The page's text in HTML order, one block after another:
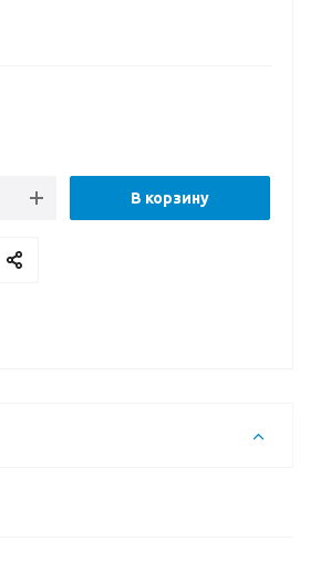
В корзину